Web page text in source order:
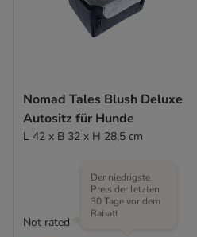
Nomad Tales Blush Deluxe
Autositz für Hunde
L 42 x B 32 x H 28,5 cm
Der niedrigste
Preis der letzten
30 Tage vor dem
Rabatt
Not rated